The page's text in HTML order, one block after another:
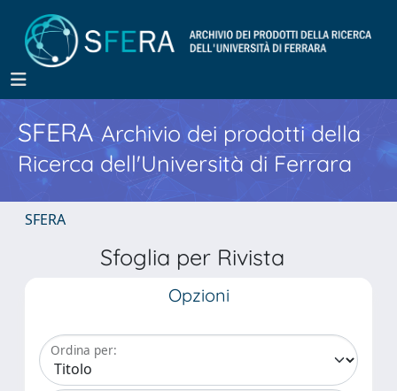
SFERA Archivio dei prodotti della
Ricerca dell'Università di Ferrara
SFERA
Sfoglia per Rivista
Opzioni
Ordina per: